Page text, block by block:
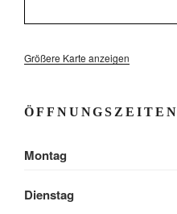
Größere Karte anzeigen
ÖFFNUNGSZEITEN
Montag
Dienstag